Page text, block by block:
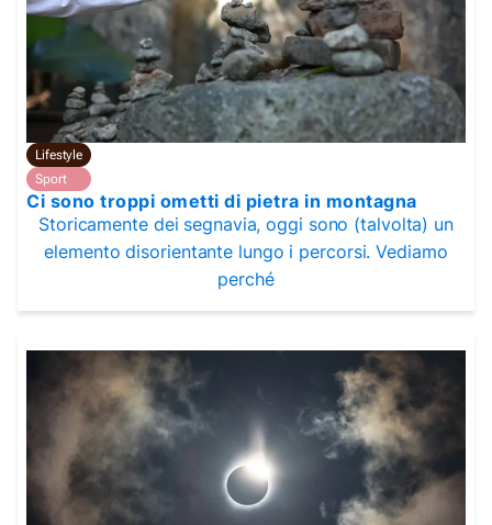
Lifestyle
Sport
Ci sono troppi ometti di pietra in montagna
Storicamente dei segnavia, oggi sono (talvolta) un
elemento disorientante lungo i percorsi. Vediamo
perché